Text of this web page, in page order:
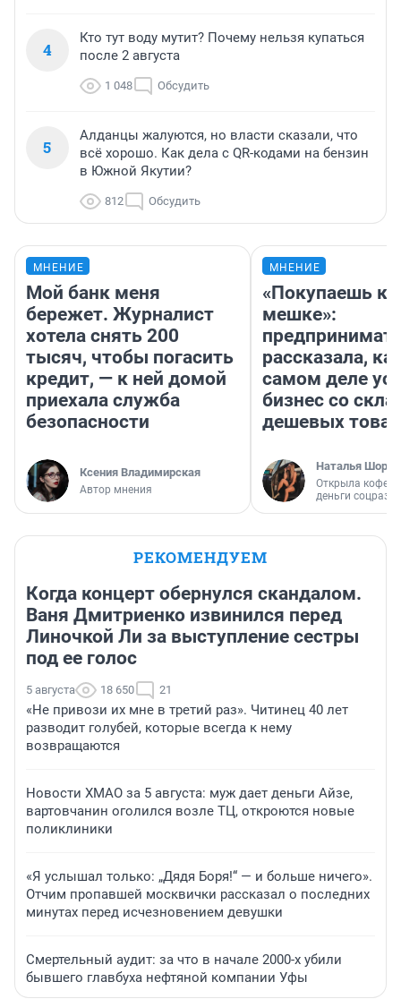
4
Кто тут воду мутит? Почему нельзя купаться
после 2 августа
1 048 Обсудить
5
Алданцы жалуются, но власти сказали, что
всё хорошо. Как дела с QR-кодами на бензин
в Южной Якутии?
812 Обсудить
МНЕНИЕ
Мой банк меня
бережет. Журналист
хотела снять 200
тысяч, чтобы погасить
кредит, — к ней домой
приехала служба
безопасности
Ксения Владимирская
Автор мнения
МНЕНИЕ
«Покупаешь
мешке»:
рассказала,
самом деле
бизнес со
дешевых
Наталья
Открыла
деньги
РЕКОМЕНДУЕМ
Когда концерт обернулся скандалом.
Ваня Дмитриенко извинился перед
Линочкой Ли за выступление сестры
под ее голос
5 августа 18 650 21
«Не привози их мне в третий раз». Читинец 40 лет
разводит голубей, которые всегда к нему
возвращаются
Новости ХМАО за 5 августа: муж дает деньги Айзе,
вартовчанин оголился возле ТЦ, откроются новые
поликлиники
«Я услышал только: „Дядя Боря!“ — и больше ничего».
Отчим пропавшей москвички рассказал о последних
минутах перед исчезновением девушки
Смертельный аудит: за что в начале 2000-х убили
бывшего главбуха нефтяной компании Уфы